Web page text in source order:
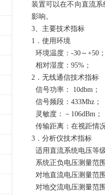
装置可以在不向直流
影响。
3、主要技术指标
1．使用环境
环境温度：-30～+50
相对湿度：95%；
2．无线通信技术指标
信号功率： 10dbm；
信号频段：433Mhz；
灵敏度：－106dBm；
传输距离：在视距情
3．分析仪技术指标
适用直流系统电压等
系统正负电压测量范
对地直流电压测量范
对地交流电压测量范